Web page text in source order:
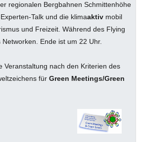
regionalen Bergbahnen Schmittenhöhe
Talk und die klimaaktiv mobil
und Freizeit. Während des Flying
Ende ist um 22 Uhr.
Veranstaltung nach den Kriterien des
für Green Meetings/Green